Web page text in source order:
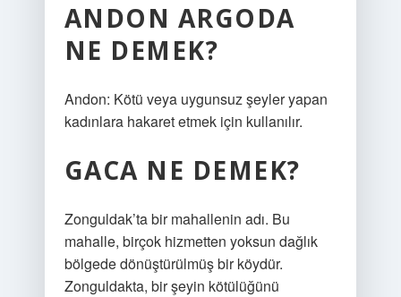
ANDON ARGODA
NE DEMEK?
Andon: Kötü veya uygunsuz şeyler yapan
kadınlara hakaret etmek için kullanılır.
GACA NE DEMEK?
Zonguldak’ta bir mahallenin adı. Bu
mahalle, birçok hizmetten yoksun dağlık
bölgede dönüştürülmüş bir köydür.
Zonguldakta, bir şeyin kötülüğünü